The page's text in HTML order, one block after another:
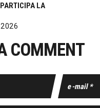
LA
COMMENT